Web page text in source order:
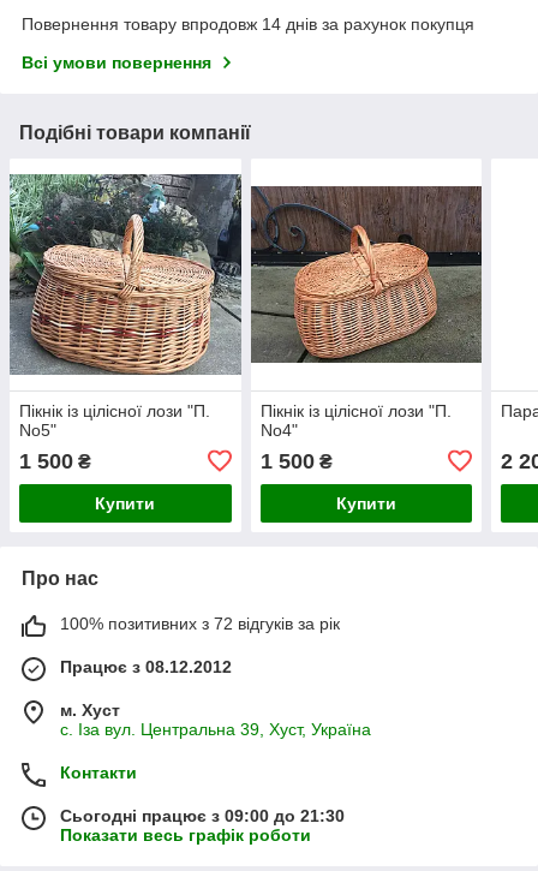
Повернення товару впродовж 14 днів за рахунок покупця
Всі умови повернення
Подібні товари компанії
Пікнік із цілісної лози "П.
No5"
1 500 ₴
Купити
Пікнік із цілісної лози "П.
No4"
1 500₴
Купити
2
Про нас
100% позитивних з 72 відгуків за рік
Працює з 08.12.2012
м. Хуст
с. Іза вул. Центральна 39, Хуст, Україна
Контакти
Сьогодні працює з 09:00 до 21:30
Показати весь графік роботи